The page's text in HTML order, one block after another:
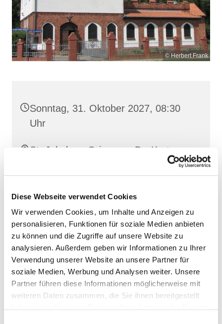
Diese Webseite verwendet Cookies
Wir verwenden Cookies, um Inhalte und Anzeigen zu
personalisieren, Funktionen für soziale Medien anbieten
zu können und die Zugriffe auf unsere Website zu
analysieren. Außerdem geben wir Informationen zu Ihrer
Verwendung unserer Website an unsere Partner für
soziale Medien, Werbung und Analysen weiter. Unsere
Partner führen diese Informationen möglicherweise mit
weiteren Daten zusammen, die Sie ihnen bereitgestellt
© Herbert Frank
Sonntag, 31. Oktober 2027, 08:30
Uhr
St. Jakobus, Grimmen, Dr.-Kurt-
Fischer-Straße 1, 18507 Grimmen